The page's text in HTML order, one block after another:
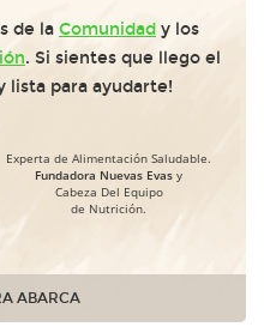
de la Comunidad y los
. Si sientes que llego el
lista para ayudarte!
Experta de Alimentación Saludable.
Fundadora Nuevas Evas y
Cabeza Del Equipo
de Nutrición.
ABARCA